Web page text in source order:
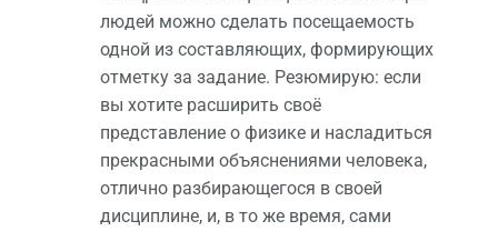
людей можно сделать посещаемость
одной из составляющих, формирующих
отметку за задание. Резюмирую: если
вы хотите расширить своё
представление о физике и насладиться
прекрасными объяснениями человека,
отлично разбирающегося в своей
дисциплине, и, в то же время, сами